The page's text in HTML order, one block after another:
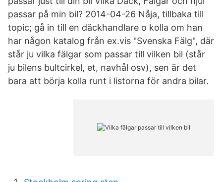
passar på min bil? 2014-04-26 Nåja, tillbaka till
topic; gå in till en däckhandlare o kolla om han
har någon katalog från ex.vis "Svenska Fälg", där
står ju vilka fälgar som passar till vilken bil (står
ju bilens bultcirkel, et, navhål osv), sen är det
bara att börja kolla runt i listorna för andra bilar.